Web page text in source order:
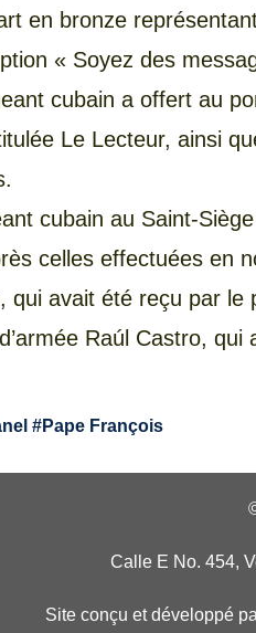
en bronze
« Soyez des
cubain a offert au
Le Lecteur, ainsi
cubain au Saint-
celles effectuées en
qui avait été reçu par
Raúl Castro,
#Pape François
Calle E No. 454,
Site conçu et développé